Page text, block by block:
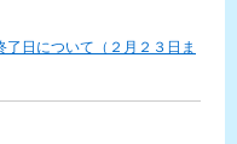
日について（２月２３日ま